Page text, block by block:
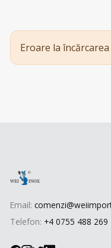
Eroare la
Email:
Telefon: +4 0755 488 269